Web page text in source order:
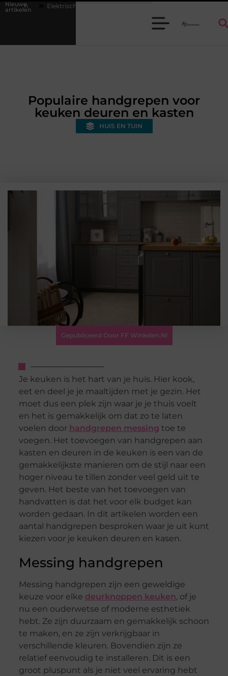
Nieuwe
artikelen
avontuur voor kinderen: kies je een auto of kinderquad?
Populaire handgrepen voor
keuken deuren en kasten
HUIS EN TUIN
Gepubliceerd Door FF Winkelen.nl
Je keuken is het hart van je huis. Hier kook,
eet en deel je je maaltijden met je gezin. Het
moet dus een plek zijn waar je je thuis voelt
en het is gemakkelijk om dat zo te laten
voelen door handgrepen messing toe te
voegen. Het toevoegen van handgrepen aan
kasten en deuren in de keuken is een van de
gemakkelijkste manieren om de stijl naar een
hoger niveau te tillen zonder veel geld uit te
geven. Het beste van het toevoegen van
handvatten is dat het voor elk budget kan
worden gedaan. In dit artikelen worden een
aantal handgrepen besproken waar je uit kunt
kiezen voor je keuken deuren en kasen.
Messing handgrepen
Messing handgrepen zijn een geweldige
keuze voor elke deurknoppen keuken, of je
nu een ouderwetse of moderne esthetiek
hebt. Ze zijn duurzaam en gemakkelijk schoon
te maken, en ze zijn verkrijgbaar in
verschillende kleuren. Bovendien zijn ze
relatief eenvoudig te installeren. Dit is een
groot pluspunt als je niet veel ervaring hebt